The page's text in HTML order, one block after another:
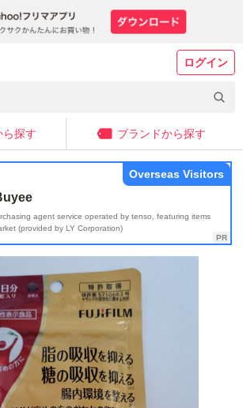
ログイン
ら探す ブランドから探す
agent service operated by tenso, featuring items
(provided by LY Corporation)
Overseas Visitors